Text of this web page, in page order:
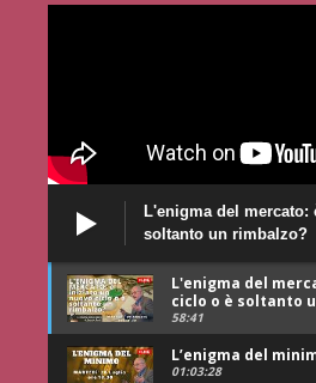
L'enigma del
soltanto un rimbalzo?
L'enigma del
ciclo o è soltanto
58:41
L’enigma del
01:03:28